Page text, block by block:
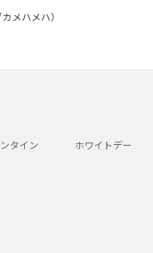
メハメハ）
タイン ホワイトデー